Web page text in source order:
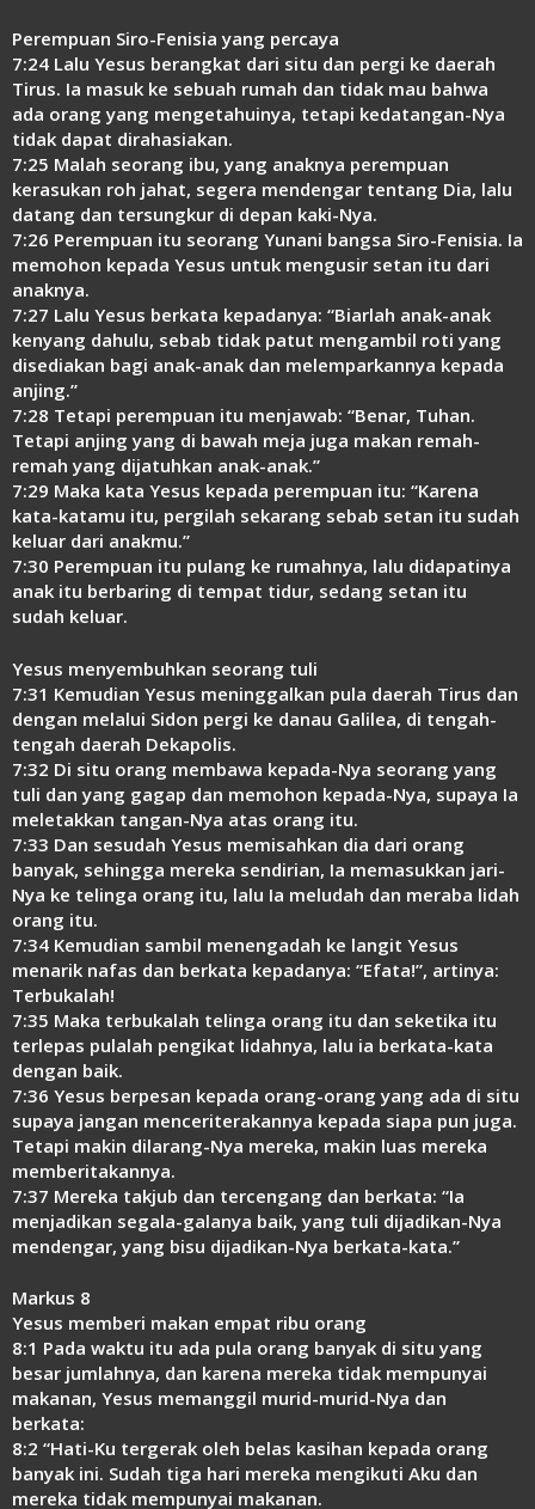
Perempuan Siro-Fenisia yang percaya
7:24 Lalu Yesus berangkat dari situ dan pergi ke daerah
Tirus. Ia masuk ke sebuah rumah dan tidak mau bahwa
ada orang yang mengetahuinya, tetapi kedatangan-Nya
tidak dapat dirahasiakan.
7:25 Malah seorang ibu, yang anaknya perempuan
kerasukan roh jahat, segera mendengar tentang Dia, lalu
datang dan tersungkur di depan kaki-Nya.
7:26 Perempuan itu seorang Yunani bangsa Siro-Fenisia. Ia
memohon kepada Yesus untuk mengusir setan itu dari
anaknya.
7:27 Lalu Yesus berkata kepadanya: “Biarlah anak-anak
kenyang dahulu, sebab tidak patut mengambil roti yang
disediakan bagi anak-anak dan melemparkannya kepada
anjing.”
7:28 Tetapi perempuan itu menjawab: “Benar, Tuhan.
Tetapi anjing yang di bawah meja juga makan remah-
remah yang dijatuhkan anak-anak.”
7:29 Maka kata Yesus kepada perempuan itu: “Karena
kata-katamu itu, pergilah sekarang sebab setan itu sudah
keluar dari anakmu.”
7:30 Perempuan itu pulang ke rumahnya, lalu didapatinya
anak itu berbaring di tempat tidur, sedang setan itu
sudah keluar.
Yesus menyembuhkan seorang tuli
7:31 Kemudian Yesus meninggalkan pula daerah Tirus dan
dengan melalui Sidon pergi ke danau Galilea, di tengah-
tengah daerah Dekapolis.
7:32 Di situ orang membawa kepada-Nya seorang yang
tuli dan yang gagap dan memohon kepada-Nya, supaya Ia
meletakkan tangan-Nya atas orang itu.
7:33 Dan sesudah Yesus memisahkan dia dari orang
banyak, sehingga mereka sendirian, Ia memasukkan jari-
Nya ke telinga orang itu, lalu Ia meludah dan meraba lidah
orang itu.
7:34 Kemudian sambil menengadah ke langit Yesus
menarik nafas dan berkata kepadanya: “Efata!”, artinya:
Terbukalah!
7:35 Maka terbukalah telinga orang itu dan seketika itu
terlepas pulalah pengikat lidahnya, lalu ia berkata-kata
dengan baik.
7:36 Yesus berpesan kepada orang-orang yang ada di situ
supaya jangan menceriterakannya kepada siapa pun juga.
Tetapi makin dilarang-Nya mereka, makin luas mereka
memberitakannya.
7:37 Mereka takjub dan tercengang dan berkata: “Ia
menjadikan segala-galanya baik, yang tuli dijadikan-Nya
mendengar, yang bisu dijadikan-Nya berkata-kata.”
Markus 8
Yesus memberi makan empat ribu orang
8:1 Pada waktu itu ada pula orang banyak di situ yang
besar jumlahnya, dan karena mereka tidak mempunyai
makanan, Yesus memanggil murid-murid-Nya dan
berkata:
8:2 “Hati-Ku tergerak oleh belas kasihan kepada orang
banyak ini. Sudah tiga hari mereka mengikuti Aku dan
mereka tidak mempunyai makanan.